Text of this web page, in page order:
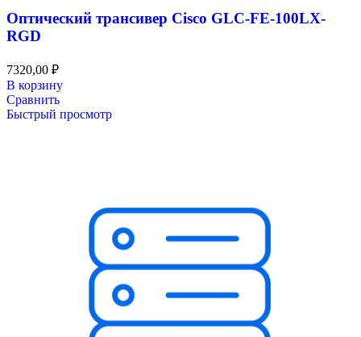
Оптический трансивер Cisco GLC-FE-100LX-
RGD
7320,00 ₽
В корзину
Сравнить
Быстрый просмотр